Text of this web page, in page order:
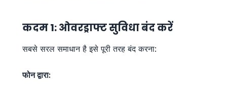
कदम 1: ओवरड्राफ्ट सुविधा बंद करें
सबसे सरल समाधान है इसे पूरी तरह बंद करना:
फोन द्वारा: